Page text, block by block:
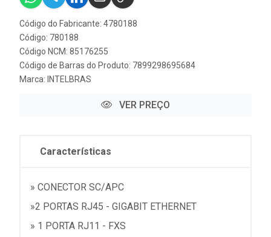
Código do Fabricante: 4780188
Código: 780188
Código NCM: 85176255
Código de Barras do Produto: 7899298695684
Marca: INTELBRAS
VER PREÇO
Características
» CONECTOR SC/APC
»2 PORTAS RJ45 - GIGABIT ETHERNET
» 1 PORTA RJ11 - FXS